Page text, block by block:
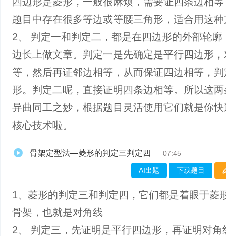
题目中存在很多等边或等腰三角形，适合用这
2、 判定一和判定二，都是在四边形的外部轮廓
边长上做文章。判定一是先确定是平行四边形
等，然后再证邻边相等，从而保证四边相等，
形。判定二呢，直接证明四条边相等。所以这
异曲同工之妙，根据题目灵活使用它们就是你
核心技术啦。
骨架定型法—菱形的判定三判定四 07:45
AI出题 下载题目
1、菱形的判定三和判定四，它们都是着眼于菱
骨架，也就是对角线
2、 判定三，先证明是平行四边形，再证明对角